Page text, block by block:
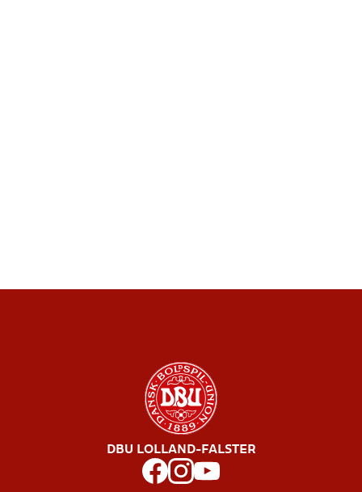
DBU LOLLAND-FALSTER